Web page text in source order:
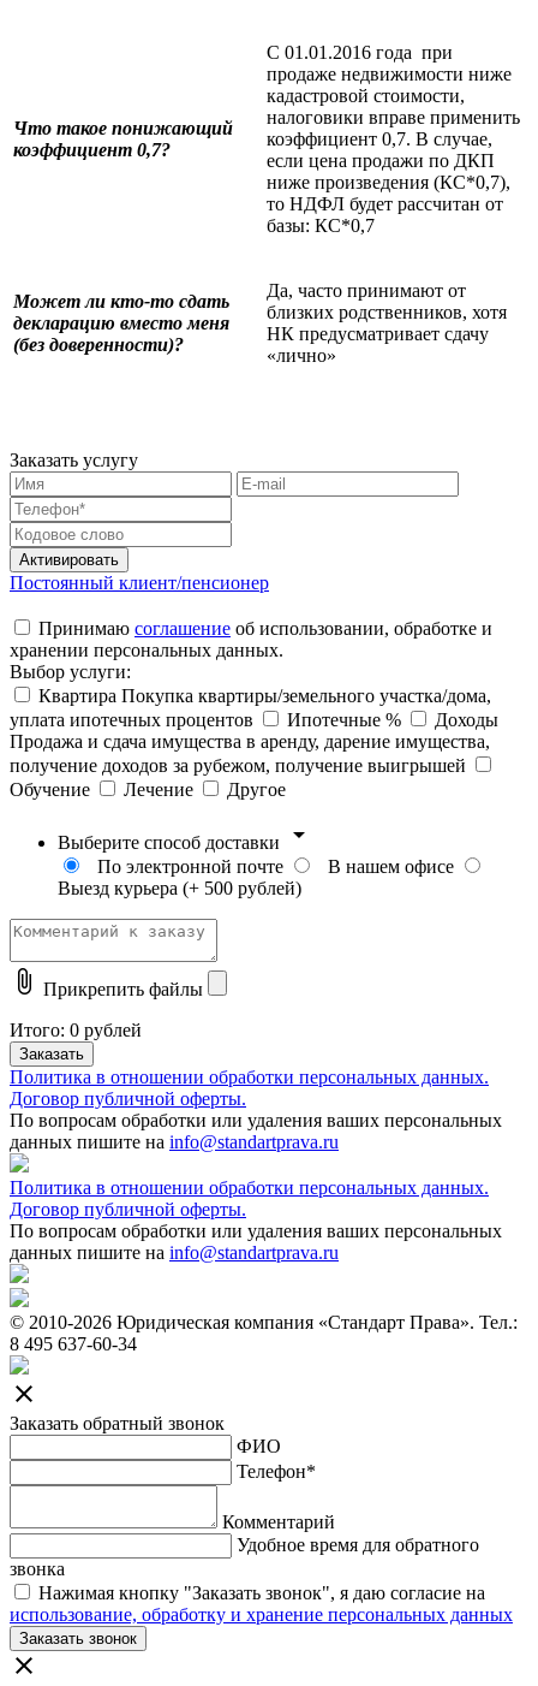
Что такое понижающий
коэффициент 0,7?
С 01.01.2016 года при
продаже недвижимости ниже
кадастровой стоимости,
налоговики вправе применить
коэффициент 0,7. В случае,
если цена продажи по ДКП
ниже произведения (КС*0,7),
то НДФЛ будет рассчитан от
базы: КС*0,7
Может ли кто-то сдать
декларацию вместо меня
(без доверенности)?
Да, часто принимают от
близких родственников, хотя
НК предусматривает сдачу
«лично»
Заказать услугу
Активировать
Постоянный клиент/пенсионер
Принимаю соглашение об использовании, обработке и
хранении персональных данных.
Выбор услуги:
Квартира Покупка квартиры/земельного участка/дома,
уплата ипотечных процентов
Ипотечные %
Доходы
Продажа и сдача имущества в аренду, дарение имущества,
получение доходов за рубежом, получение выигрышей
Обучение
Лечение Другое
Выберите способ доставки arrow_drop_down
По электронной почте
В нашем офисе
Выезд курьера (+ 500 рублей)
attach_file Прикрепить файлы
Итого: 0 рублей
Заказать
Политика в отношении обработки персональных данных.
Договор публичной оферты.
По вопросам обработки или удаления ваших персональных
данных пишите на info@standartprava.ru
Политика в отношении обработки персональных данных.
Договор публичной оферты.
По вопросам обработки или удаления ваших персональных
данных пишите на info@standartprava.ru
© 2010-2026 Юридическая компания «Стандарт Права». Тел.:
8 495 637-60-34
close
Заказать обратный звонок
ФИО
Телефон*
Комментарий
Удобное время для обратного
звонка
Нажимая кнопку "Заказать звонок", я даю согласие на
использование, обработку и хранение персональных данных
Заказать звонок
close